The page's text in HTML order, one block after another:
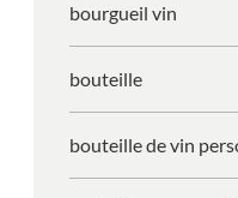
bourgueil vin
bouteille
bouteille de vin